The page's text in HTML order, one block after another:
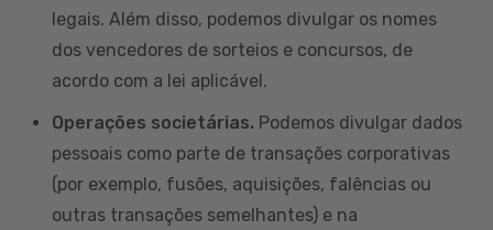
legais. Além disso, podemos divulgar os nomes
dos vencedores de sorteios e concursos, de
acordo com a lei aplicável.
Operações societárias. Podemos divulgar dados
pessoais como parte de transações corporativas
(por exemplo, fusões, aquisições, falências ou
outras transações semelhantes) e na